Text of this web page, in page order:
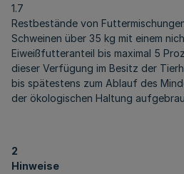
1.7
Restbestände von
Schweinen über 35 kg mit einem
Eiweißfutteranteil bis maximal 5
dieser Verfügung im Besitz der
bis spätestens zum Ablauf des
der ökologischen Haltung
2
Hinweise